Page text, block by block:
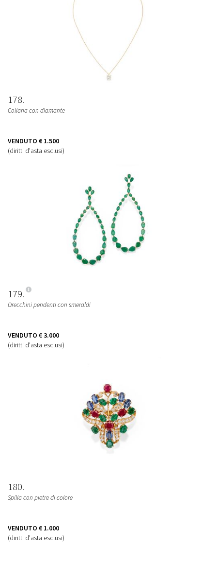
178
Collana con diamante
VENDUTO € 1.500
(diritti d'asta esclusi)
179
Orecchini pendenti con smeraldi
VENDUTO € 3.000
(diritti d'asta esclusi)
180
Spilla con pietre di colore
VENDUTO € 1.000
(diritti d'asta esclusi)